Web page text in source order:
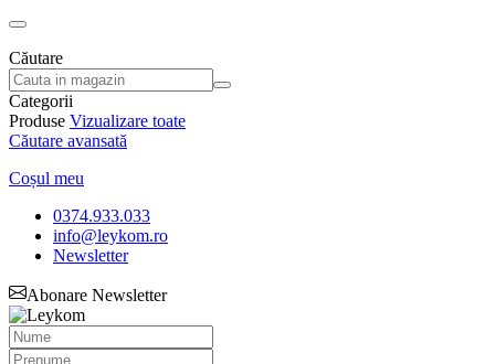
Căutare
Categorii
Produse Vizualizare toate
Căutare avansată
Coșul meu
0374.933.033
info@leykom.ro
Newsletter
Abonare Newsletter